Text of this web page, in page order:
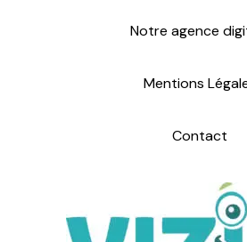
Notre agence
Mentions
Contact